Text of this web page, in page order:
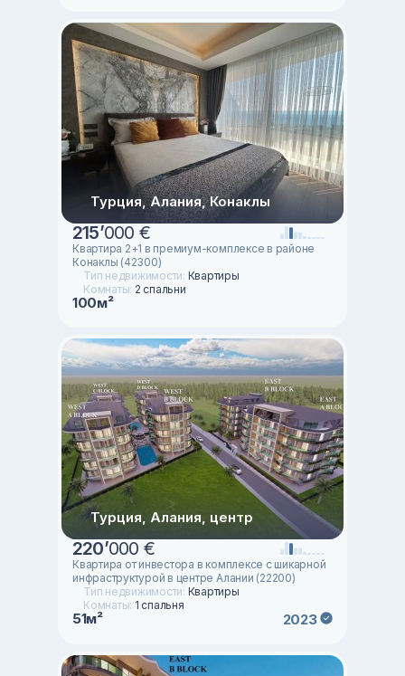
Турция, Алания, Конаклы
215’000 €
Квартира 2+1 в премиум-комплексе в районе
Конаклы (42300)
Тип недвижимости: Квартиры
Комнаты: 2 спальни
100м²
Турция, Алания, центр
220’000 €
Квартира от инвестора в комплексе с шикарной
инфраструктурой в центре Алании (22200)
Тип недвижимости: Квартиры
Комнаты: 1 спальня
51м² 2023